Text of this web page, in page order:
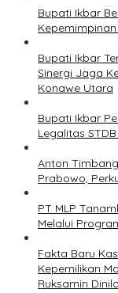
Bupati Ikbar
Bupati Ikbar
Sinergi Jaga
Konawe Utara
Bupati Ikbar
Legalitas
Anton
Prabowo,
PT MLP
Melalui
Fakta Baru
Kepemilikan
Ruksamin